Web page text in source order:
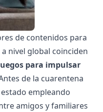
de contenidos para
nivel global coinciden
para impulsar
de la cuarentena
empleando
amigos y familiares